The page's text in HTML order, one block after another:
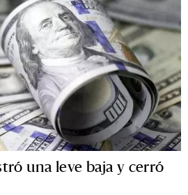
una leve baja y cerró